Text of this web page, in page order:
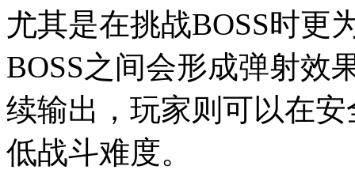
尤其是在挑战BOSS时更
BOSS之间会形成弹射效
续输出，玩家则可以在
低战斗难度。